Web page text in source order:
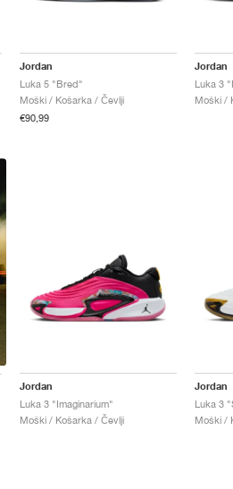
Jordan
Luka 5 "Bred"
Moški / Košarka / Čevlji
€90,99
Jordan
Luka 3
Moški /
Jordan
Luka 3 "Imaginarium"
Moški / Košarka / Čevlji
Jordan
Luka 3
Moški /